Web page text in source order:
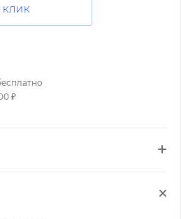
КЛИК
₽